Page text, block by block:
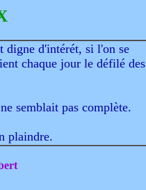
digne d'intérét, si l'on se
chaque jour le défilé des
semblait pas complète.
plaindre.